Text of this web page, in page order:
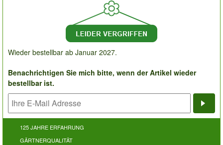
Wieder bestellbar ab Januar 2027.
Benachrichtigen Sie mich bitte, wenn der Artikel wieder
bestellbar ist.
125 JAHRE ERFAHRUNG
GÄRTNERQUALITÄT